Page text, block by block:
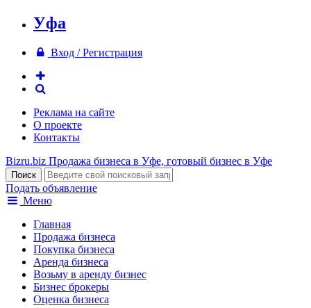
Уфа
Вход / Регистрация
Реклама на сайте
О проекте
Контакты
Bizru.biz Продажа бизнеса в Уфе, готовый бизнес в Уфе
Подать объявление
Меню
Главная
Продажа бизнеса
Покупка бизнеса
Аренда бизнеса
Возьму в аренду бизнес
Бизнес брокеры
Оценка бизнеса